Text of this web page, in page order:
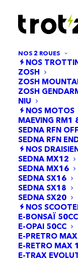
NOS 2 ROUES
NOS
ZOSH
ZOSH
ZOSH
NIU
NOS MOTOS
MAEVING RM1
SEDNA RFN
SEDNA RFN
NOS
SEDNA MX12
SEDNA MX16
SEDNA SX16
SEDNA SX18
SEDNA SX20
NOS
E-BONSAÏ 50CC
E-OPAI 50CC
E-PRETRO
E-RETRO MAX
E-TRAX